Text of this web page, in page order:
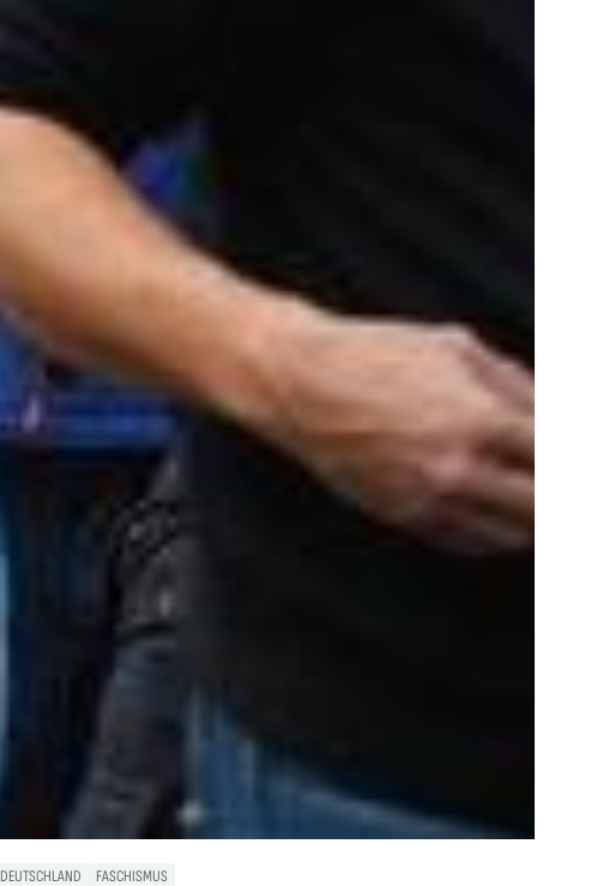
DEUTSCHLAND FASCHISMUS